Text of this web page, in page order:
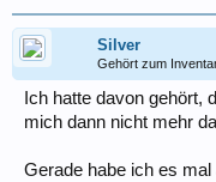
Silver
Gehört zum
Ich hatte davon gehört,
mich dann nicht mehr
Gerade habe ich es